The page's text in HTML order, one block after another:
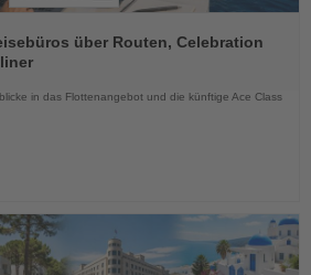
über Routen, Celebration
in das Flottenangebot und die künftige Ace Class